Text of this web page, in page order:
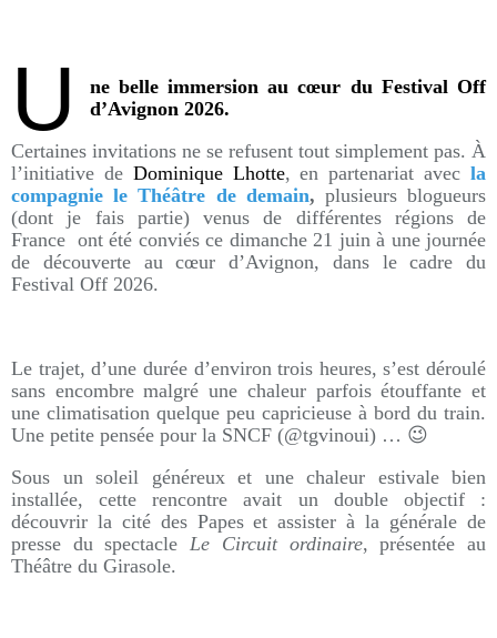
U
ne belle immersion au cœur du Festival Off
d’Avignon 2026.
Certaines invitations ne se refusent tout simplement pas. À
l’initiative de Dominique Lhotte, en partenariat avecla
compagnie le Théâtre de demain, plusieurs blogueurs
(dont je fais partie) venus de différentes régions de
France ont été conviés ce dimanche 21 juin à une journée
de découverte au cœur d’Avignon, dans le cadre du
Festival Off 2026.
Le trajet, d’une durée d’environ trois heures, s’est déroulé
sans encombre malgré une chaleur parfois étouffante et
une climatisation quelque peu capricieuse à bord du train.
Une petite pensée pour la SNCF (@tgvinoui) … 😉
Sous un soleil généreux et une chaleur estivale bien
installée, cette rencontre avait un double objectif :
découvrir la cité des Papes et assister à la générale de
presse du spectacleLe Circuit ordinaire, présentée au
Théâtre du Girasole.